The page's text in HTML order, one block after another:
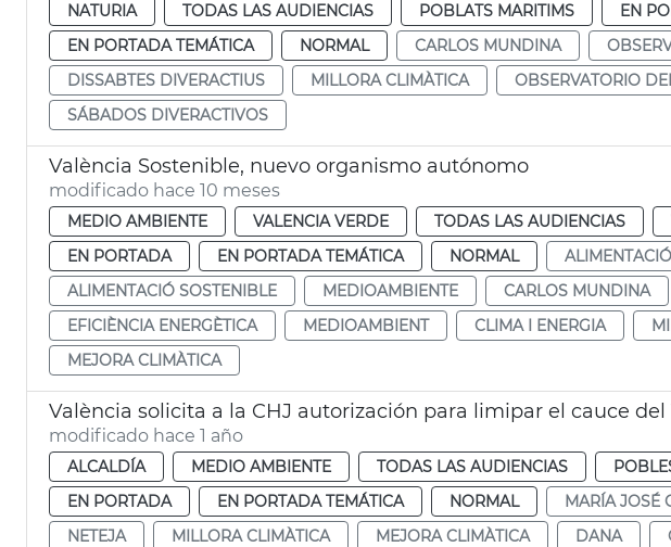
NATURIA TODAS LAS AUDIENCIAS POBLATS MARITIMS
EN
EN PORTADA TEMÁTICA
NORMAL CARLOS MUNDINA
DISSABTES DIVERACTIUS
MILLORA CLIMÀTICA
OBSERVATORIO
SÁBADOS DIVERACTIVOS
València Sostenible, nuevo organismo autónomo
modificado hace 10 meses
MEDIO AMBIENTE VALENCIA VERDE TODAS LAS AUDIENCIAS
EN PORTADA
EN PORTADA TEMÁTICA NORMAL
ALIMENTACIÓ SOSTENIBLE
MEDIOAMBIENTE CARLOS MUNDINA
EFICIÈNCIA ENERGÈTICA
MEDIOAMBIENT CLIMA I ENERGIA
MEJORA CLIMÀTICA
València solicita a la CHJ autorización para limipar el cauce del
modificado hace 1 año
ALCALDÍA MEDIO AMBIENTE TODAS LAS AUDIENCIAS
EN PORTADA
EN PORTADA TEMÁTICA NORMAL MARÍA JOSÉ
NETEJA
MILLORA CLIMÀTICA MEJORA CLIMÀTICA DANA